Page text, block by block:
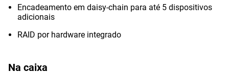
Encadeamento em daisy-chain para até 5 dispositivos
adicionais
RAID por hardware integrado
Na caixa